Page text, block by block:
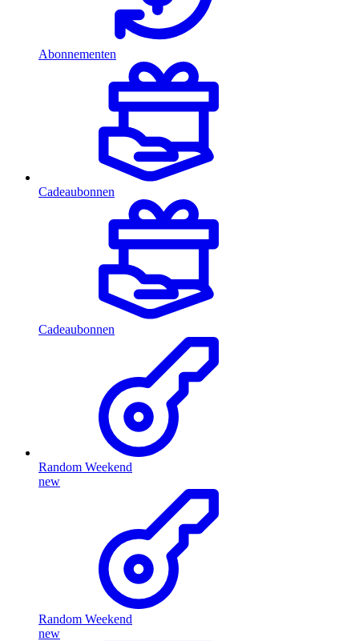
Abonnementen
Cadeaubonnen
Cadeaubonnen
Random Weekend
new
Random Weekend
new